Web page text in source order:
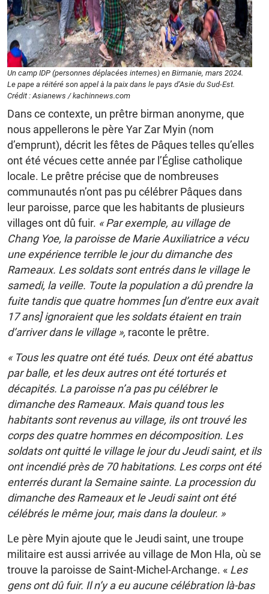
Un camp IDP (personnes déplacées internes) en Birmanie, mars 2024.
Le pape a réitéré son appel à la paix dans le pays d’Asie du Sud-Est.
Crédit : Asianews / kachinnews.com
Dans ce contexte, un prêtre birman anonyme, que
nous appellerons le père Yar Zar Myin (nom
d’emprunt), décrit les fêtes de Pâques telles qu’elles
ont été vécues cette année par l’Église catholique
locale. Le prêtre précise que de nombreuses
communautés n’ont pas pu célébrer Pâques dans
leur paroisse, parce que les habitants de plusieurs
villages ont dû fuir. « Par exemple, au village de
Chang Yoe, la paroisse de Marie Auxiliatrice a vécu
une expérience terrible le jour du dimanche des
Rameaux. Les soldats sont entrés dans le village le
samedi, la veille. Toute la population a dû prendre la
fuite tandis que quatre hommes [un d’entre eux avait
17 ans] ignoraient que les soldats étaient en train
d’arriver dans le village », raconte le prêtre.
« Tous les quatre ont été tués. Deux ont été abattus
par balle, et les deux autres ont été torturés et
décapités. La paroisse n’a pas pu célébrer le
dimanche des Rameaux. Mais quand tous les
habitants sont revenus au village, ils ont trouvé les
corps des quatre hommes en décomposition. Les
soldats ont quitté le village le jour du Jeudi saint, et ils
ont incendié près de 70 habitations. Les corps ont été
enterrés durant la Semaine sainte. La procession du
dimanche des Rameaux et le Jeudi saint ont été
célébrés le même jour, mais dans la douleur. »
Le père Myin ajoute que le Jeudi saint, une troupe
militaire est aussi arrivée au village de Mon Hla, où se
trouve la paroisse de Saint-Michel-Archange. « Les
gens ont dû fuir. Il n’y a eu aucune célébration là-bas